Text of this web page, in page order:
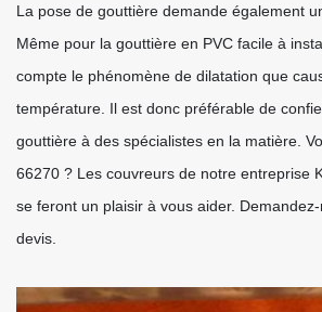
La pose de gouttière demande également
Même pour la gouttière en PVC facile à
compte le phénomène de dilatation que
température. Il est donc préférable de
gouttière à des spécialistes en la matière.
66270 ? Les couvreurs de notre entreprise
se feront un plaisir à vous aider.
devis.